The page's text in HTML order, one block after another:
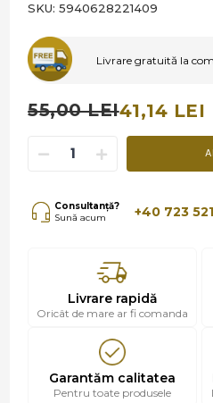
SKU: 5940628221409
Livrare gratuită la
55,00 LEI41,14 LEI
Consultanță?
Sună acum
+40 723
Livrare rapidă
Oricât de mare ar fi comanda
Garantăm calitatea
Pentru toate produsele